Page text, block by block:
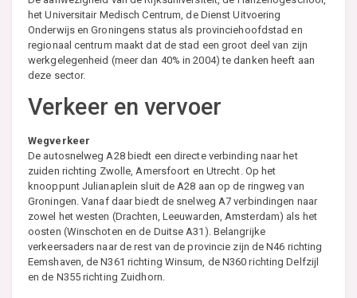
het Universitair Medisch Centrum, de Dienst Uitvoering
Onderwijs en Groningens status als provinciehoofdstad en
regionaal centrum maakt dat de stad een groot deel van zijn
werkgelegenheid (meer dan 40% in 2004) te danken heeft aan
deze sector.
Verkeer en vervoer
Wegverkeer
De autosnelweg A28 biedt een directe verbinding naar het
zuiden richting Zwolle, Amersfoort en Utrecht. Op het
knooppunt Julianaplein sluit de A28 aan op de ringweg van
Groningen. Vanaf daar biedt de snelweg A7 verbindingen naar
zowel het westen (Drachten, Leeuwarden, Amsterdam) als het
oosten (Winschoten en de Duitse A31). Belangrijke
verkeersaders naar de rest van de provincie zijn de N46 richting
Eemshaven, de N361 richting Winsum, de N360 richting Delfzijl
en de N355 richting Zuidhorn.